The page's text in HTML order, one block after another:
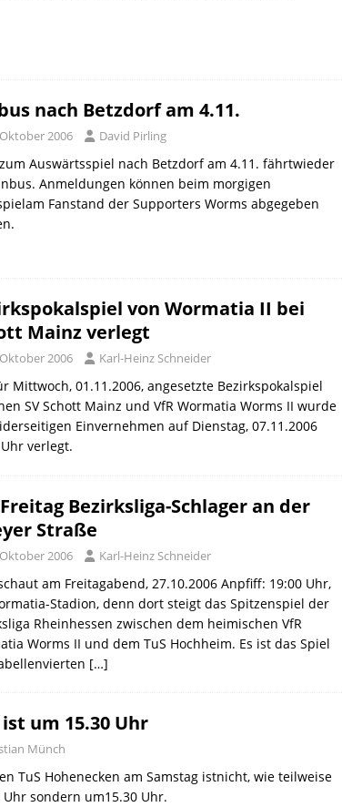
nach Betzdorf am 4.11.
2006 David Pirling
Auswärtsspiel nach Betzdorf am 4.11. fährtwieder
Anmeldungen können beim morgigen
Fanstand der Supporters Worms abgegeben
von Wormatia II bei
Mainz verlegt
2006 Karl-Heinz Schneider
Mittwoch, 01.11.2006, angesetzte Bezirkspokalspiel
SV Schott Mainz und VfR Wormatia Worms II wurde
Einvernehmen auf Dienstag, 07.11.2006
verlegt.
Bezirksliga-Schlager an der
Straße
2006 Karl-Heinz Schneider
am Freitagabend, 27.10.2006 Anpfiff: 19:00 Uhr,
Stadion, denn dort steigt das Spitzenspiel der
Rheinhessen zwischen dem heimischen VfR
Worms II und dem TuS Hochheim. Es ist das Spiel
[…]
um 15.30 Uhr
Münch
TuS Hohenecken am Samstag istnicht, wie teilweise
sondern um15.30 Uhr.